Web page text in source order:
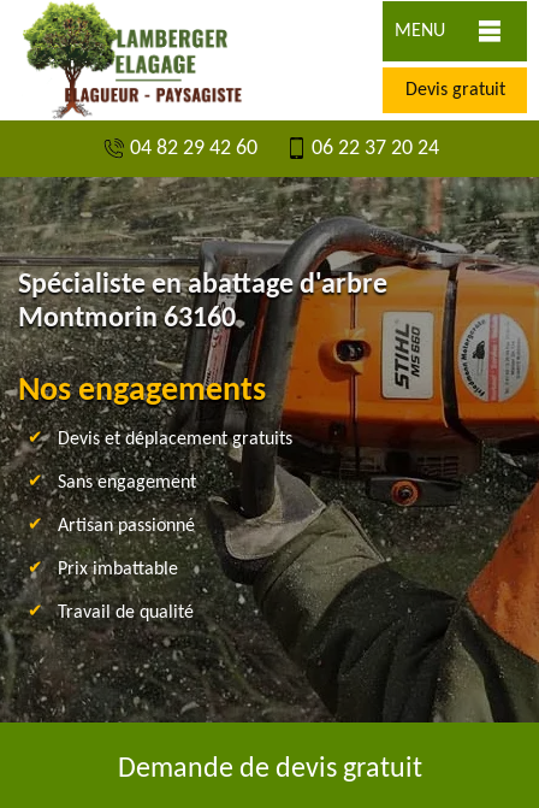
MENU
Devis gratuit
04 82 29 42 60 06 22 37 20 24
Spécialiste en abattage d'arbre
Montmorin 63160
Nos engagements
Devis et déplacement gratuits
Sans engagement
Artisan passionné
Prix imbattable
Travail de qualité
Demande de devis gratuit